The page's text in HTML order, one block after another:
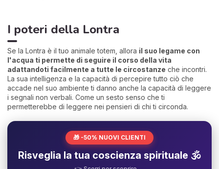
I poteri della Lontra
Se la Lontra è il tuo animale totem, allora il suo legame con
l'acqua ti permette di seguire il corso della vita
adattandoti facilmente a tutte le circostanze che incontri.
La sua intelligenza e la capacità di percepire tutto ciò che
accade nel suo ambiente ti danno anche la capacità di leggere
i segnali non verbali. Come un sesto senso che ti
permetterebbe di leggere nei pensieri di chi ti circonda.
🎁 -50% NUOVI CLIENTI
Risveglia la tua coscienza spirituale 🕉️